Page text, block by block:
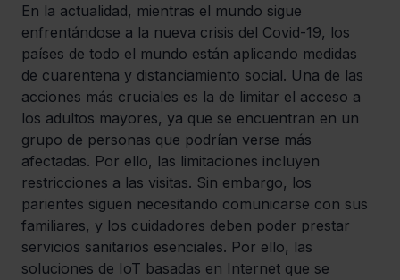
En la actualidad, mientras el mundo sigue
enfrentándose a la nueva crisis del Covid-19, los
países de todo el mundo están aplicando medidas
de cuarentena y distanciamiento social. Una de las
acciones más cruciales es la de limitar el acceso a
los adultos mayores, ya que se encuentran en un
grupo de personas que podrían verse más
afectadas. Por ello, las limitaciones incluyen
restricciones a las visitas. Sin embargo, los
parientes siguen necesitando comunicarse con sus
familiares, y los cuidadores deben poder prestar
servicios sanitarios esenciales. Por ello, las
soluciones de IoT basadas en Internet que se